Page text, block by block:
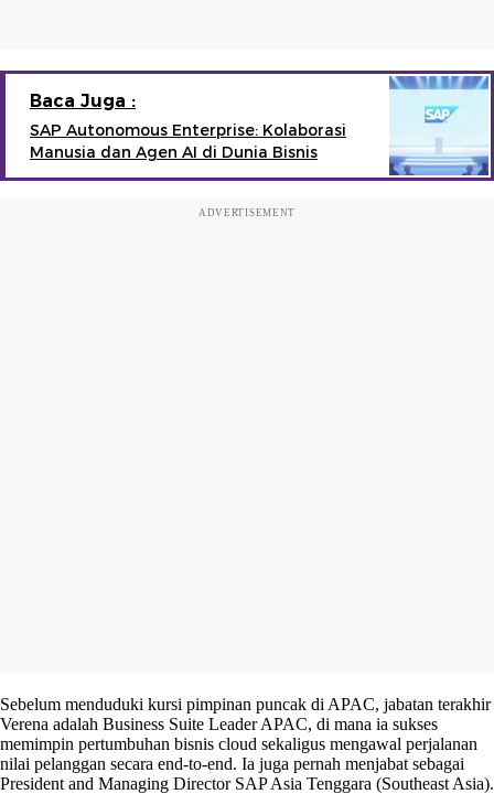
Baca Juga :
SAP Autonomous Enterprise: Kolaborasi
Manusia dan Agen AI di Dunia Bisnis
ADVERTISEMENT
Sebelum menduduki kursi pimpinan puncak di APAC, jabatan terakhir
Verena adalah Business Suite Leader APAC, di mana ia sukses
memimpin pertumbuhan bisnis cloud sekaligus mengawal perjalanan
nilai pelanggan secara end-to-end. Ia juga pernah menjabat sebagai
President and Managing Director SAP Asia Tenggara (Southeast Asia).